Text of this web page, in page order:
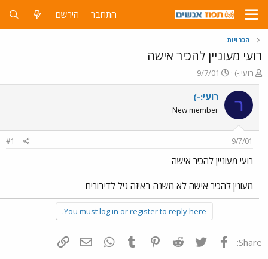
התחבר הירשם
הכרויות
רועי מעוניין להכיר אישה
פ
ו
ת
ח
ה
ש
א
רועי:-)
פ
ו
ר
ם
ר
9/7/01
ר רועי:-)
New member
9/7/01
#1
רועי מעוניין להכיר אישה
מעונין להכיר אישה לא משנה באיזה גיל לדיבורים
You must log in or register to reply here.
Share: פייסבוק Twitter
Reddit
Pinterest
Tumblr
WhatsAppדואר אלקטרוני